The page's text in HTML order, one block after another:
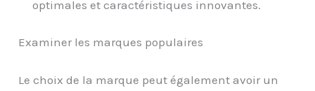
optimales et caractéristiques innovantes.
Examiner les marques populaires
Le choix de la marque peut également avoir un